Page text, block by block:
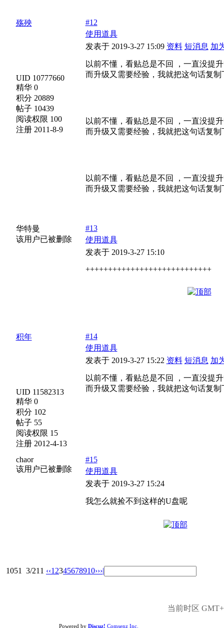
殇殃
UID 10777660
精华 0
积分 20889
帖子 10439
阅读权限 100
注册 2011-8-9
#12
使用道具
发表于 2019-3-27 15:09 资料 短消息 加
以前不懂，看贴总是不回 ，一直没提
而升级又需要经验，我就把这句话复
以前不懂，看贴总是不回 ，一直没提
而升级又需要经验，我就把这句话复
以前不懂，看贴总是不回 ，一直没提
而升级又需要经验，我就把这句话复
华特曼
该用户已被删除
#13
使用道具
发表于 2019-3-27 15:10
++++++++++++++++++++++++++++
积年
UID 11582313
精华 0
积分 102
帖子 55
阅读权限 15
注册 2012-4-13
#14
使用道具
发表于 2019-3-27 15:22 资料 短消息 加
以前不懂，看贴总是不回 ，一直没提
而升级又需要经验，我就把这句话复
chaor
该用户已被删除
#15
使用道具
发表于 2019-3-27 15:24
我怎么就捡不到这样的U盘呢
1051 3/211 ‹‹1 2345678910›››|
当前时区
Powered by Discuz! Comsenz Inc.